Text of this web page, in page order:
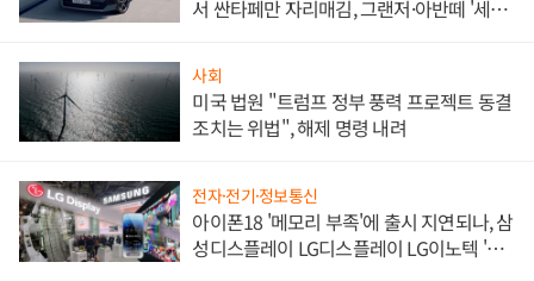
서 싼타페만 자리매김, 그랜저·아반떼 '세단
사회
미국 법원 "트럼프 정부 풍력 프로젝트 동결
조치는 위법", 해제 명령 내려
전자·전기·정보통신
아이폰18 '메모리 부족'에 출시 지연되나, 삼
성디스플레이 LG디스플레이 LG이노텍 '탈